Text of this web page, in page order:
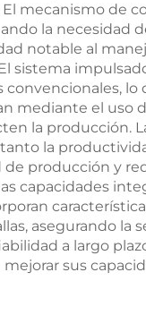
mecanismo de
la necesidad
notable al
sistema
lo
mediante el uso
la producción.
la
producción y
capacidades
asegurando la
a largo
sus